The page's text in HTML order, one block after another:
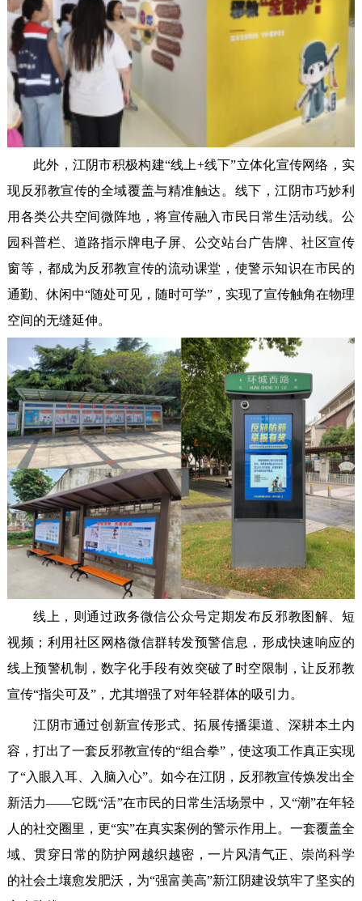
此外，江阴市积极构建“线上+线下”立体化宣传网络，实
现反邪教宣传的全域覆盖与精准触达。线下，江阴市巧妙利
用各类公共空间微阵地，将宣传融入市民日常生活动线。公
园科普栏、道路指示牌电子屏、公交站台广告牌、社区宣传
窗等，都成为反邪教宣传的流动课堂，使警示知识在市民的
通勤、休闲中“随处可见，随时可学”，实现了宣传触角在物理
空间的无缝延伸。
线上，则通过政务微信公众号定期发布反邪教图解、短
视频；利用社区网格微信群转发预警信息，形成快速响应的
线上预警机制，数字化手段有效突破了时空限制，让反邪教
宣传“指尖可及”，尤其增强了对年轻群体的吸引力。
江阴市通过创新宣传形式、拓展传播渠道、深耕本土内
容，打出了一套反邪教宣传的“组合拳”，使这项工作真正实现
了“入眼入耳、入脑入心”。如今在江阴，反邪教宣传焕发出全
新活力——它既“活”在市民的日常生活场景中，又“潮”在年轻
人的社交圈里，更“实”在真实案例的警示作用上。一套覆盖全
域、贯穿日常的防护网越织越密，一片风清气正、崇尚科学
的社会土壤愈发肥沃，为“强富美高”新江阴建设筑牢了坚实的